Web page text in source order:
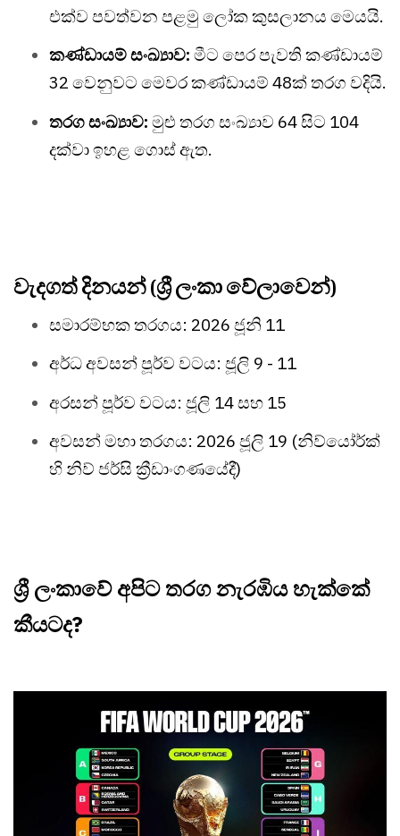
එක්ව පවත්වන පළමු ලෝක කුසලානය මෙයයි.
කණ්ඩායම් සංඛ්‍යාව: මීට පෙර පැවති කණ්ඩායම්
32 වෙනුවට මෙවර කණ්ඩායම් 48ක් තරග වදියි.
තරග සංඛ්‍යාව: මුළු තරග සංඛ්‍යාව 64 සිට 104
දක්වා ඉහළ ගොස් ඇත.
වැදගත් දිනයන් (ශ්‍රී ලංකා වේලාවෙන්)
සමාරම්භක තරගය: 2026 ජූනි 11
අර්ධ අවසන් පූර්ව වටය: ජූලි 9 - 11
අරසන් පූර්ව වටය: ජූලි 14 සහ 15
අවසන් මහා තරගය: 2026 ජූලි 19 (නිව්යෝර්ක්
හි නිව් ජර්සි ක්‍රීඩාංගණයේදී)
ශ්‍රී ලංකාවේ අපිට තරග නැරඹිය හැක්කේ
කීයටද?